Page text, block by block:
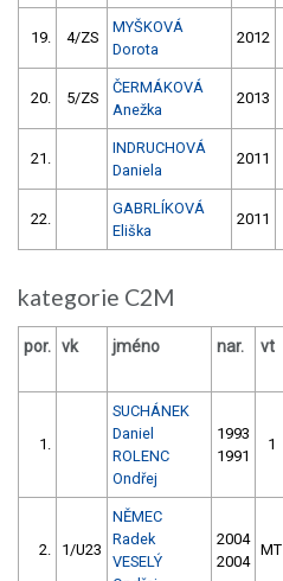
19. 4/ZS
MYŠKOVÁ
Dorota
2012
20. 5/ZS
ČERMÁKOVÁ
Anežka
2013
21.
INDRUCHOVÁ
Daniela
2011
22.
GABRLÍKOVÁ
Eliška
2011
kategorie C2M
por. vk jméno nar. vt
1.
SUCHÁNEK
Daniel
ROLENC
Ondřej
1993
1991
1
2. 1/U23
NĚMEC
Radek
VESELÝ
2004
2004
MT